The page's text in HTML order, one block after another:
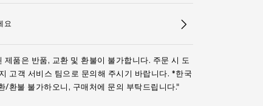
요
제품은 반품, 교환 및 환불이 불가합니다. 주문 시 도
고객 서비스 팀으로 문의해 주시기 바랍니다. *한국
/환불 불가하오니, 구매처에 문의 부탁드립니다."